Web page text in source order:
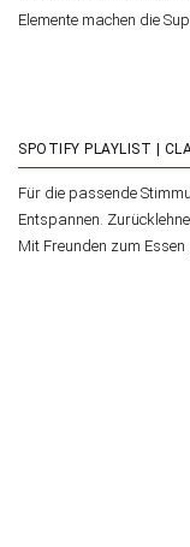
Elemente machen die
SPOTIFY PLAYLIST |
Für die passende
Entspannen.
Mit Freunden zum Essen